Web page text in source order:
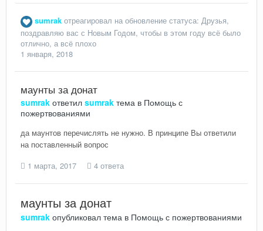
sumrak отреагировал на обновление статуса: Друзья,
поздравляю вас с Новым Годом, чтобы в этом году всё было
отлично, а всё плохо
1 января, 2018
маунты за донат
sumrak ответил sumrak тема в Помощь с
пожертвованиями
да маунтов перечислять не нужно. В принципе Вы ответили
на поставленный вопрос
1 марта, 2017
4 ответа
маунты за донат
sumrak опубликовал тема в Помощь с пожертвованиями